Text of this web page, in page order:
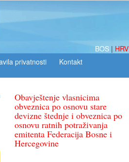
BOS | HRV
Obavještenje vlasnicima
obveznica po osnovu stare
devizne štednje i obveznica po
osnovu ratnih potraživanja
emitenta Federacija Bosne i
Hercegovine